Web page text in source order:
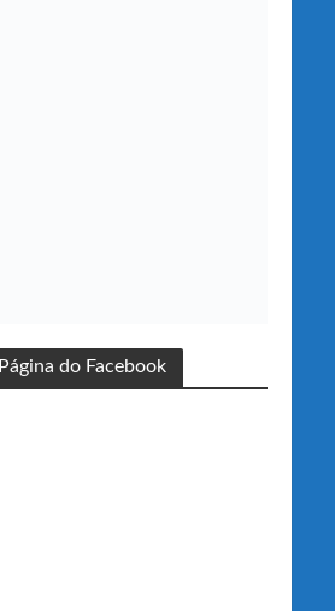
do Facebook